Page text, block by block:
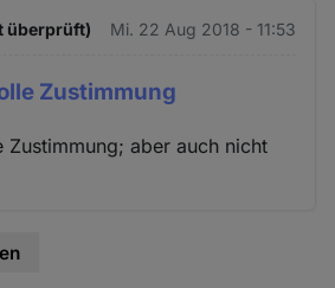
überprüft) Mi. 22 Aug 2018 - 11:53
Zustimmung
Zustimmung; aber auch nicht